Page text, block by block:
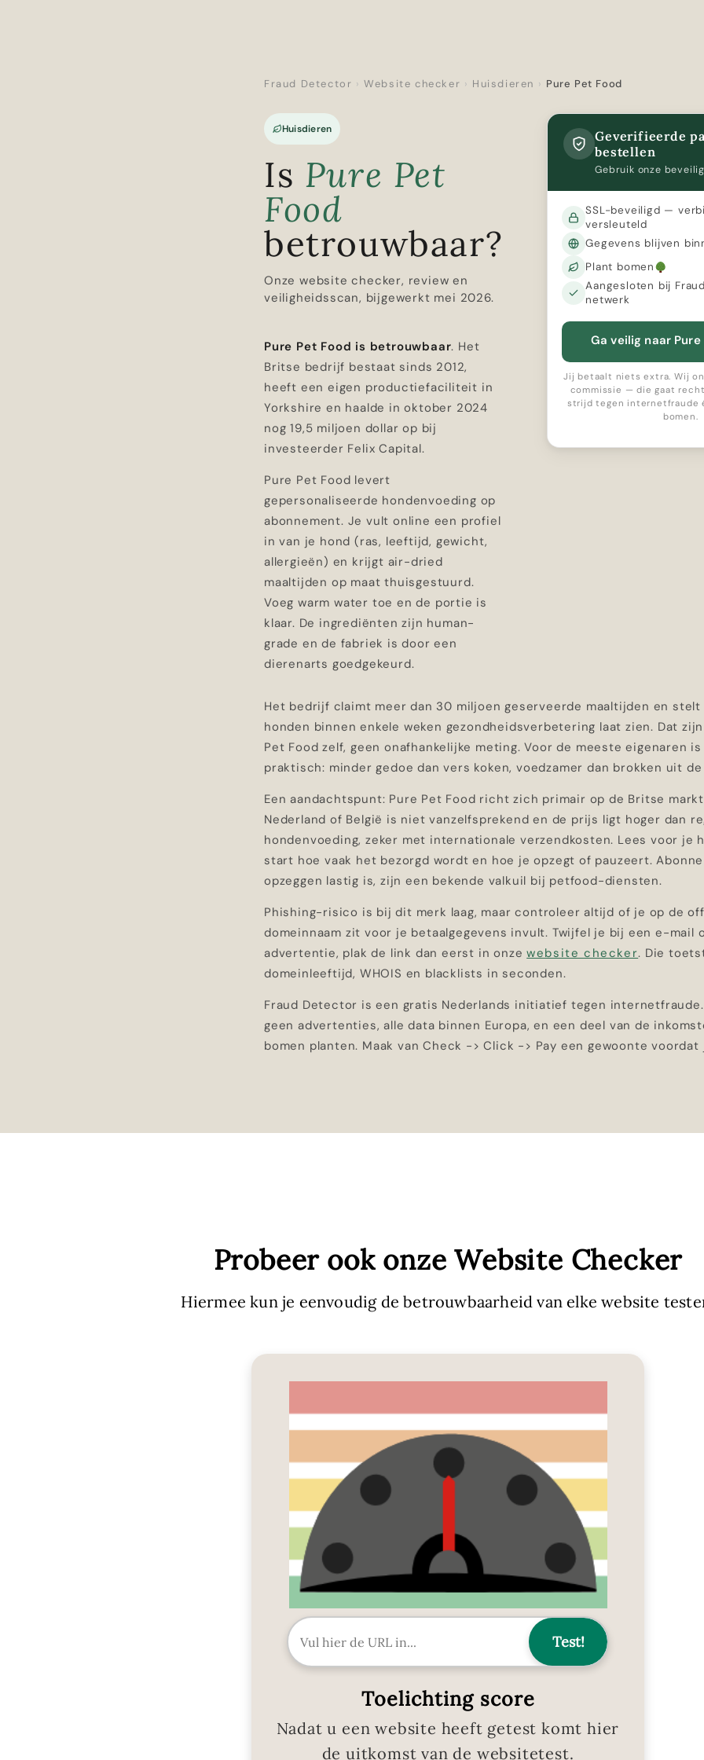
Fraud Detector › Website checker › Huisdieren › Pure Pet Food
Huisdieren
Is Pure Pet
Food
betrouwbaar?
Onze website checker, review en
veiligheidsscan, bijgewerkt mei 2026.
Geverifieerde
bestellen
Gebruik onze
SSL-beveiligd —
versleuteld
Gegevens blijven
Plant bomen
Aangesloten bij
netwerk
Ga veilig naar Pure
Jij betaalt niets extra. Wij
commissie — die gaat
strijd tegen internetfraude
bomen.
Pure Pet Food is betrouwbaar. Het
Britse bedrijf bestaat sinds 2012,
heeft een eigen productiefaciliteit in
Yorkshire en haalde in oktober 2024
nog 19,5 miljoen dollar op bij
investeerder Felix Capital.
Pure Pet Food levert
gepersonaliseerde hondenvoeding op
abonnement. Je vult online een profiel
in van je hond (ras, leeftijd, gewicht,
allergieën) en krijgt air-dried
maaltijden op maat thuisgestuurd.
Voeg warm water toe en de portie is
klaar. De ingrediënten zijn human-
grade en de fabriek is door een
dierenarts goedgekeurd.
Het bedrijf claimt meer dan 30 miljoen geserveerde maaltijden en stelt
honden binnen enkele weken gezondheidsverbetering laat zien. Dat
Pet Food zelf, geen onafhankelijke meting. Voor de meeste eigenaren
praktisch: minder gedoe dan vers koken, voedzamer dan brokken uit
Een aandachtspunt: Pure Pet Food richt zich primair op de Britse
Nederland of België is niet vanzelfsprekend en de prijs ligt hoger dan
hondenvoeding, zeker met internationale verzendkosten. Lees voor je
start hoe vaak het bezorgd wordt en hoe je opzegt of pauzeert.
opzeggen lastig is, zijn een bekende valkuil bij petfood-diensten.
Phishing-risico is bij dit merk laag, maar controleer altijd of je op de
domeinnaam zit voor je betaalgegevens invult. Twijfel je bij een e-mail
advertentie, plak de link dan eerst in onzewebsite checker. Die
domeinleeftijd, WHOIS en blacklists in seconden.
Fraud Detector is een gratis Nederlands initiatief tegen
geen advertenties, alle data binnen Europa, en een deel van de
bomen planten. Maak van Check -> Click -> Pay een gewoonte
Probeer ook onze Website Checker
Hiermee kun je eenvoudig de betrouwbaarheid van elke website
Toelichting score
Nadat u een website heeft getest komt hier
de uitkomst van de websitetest.